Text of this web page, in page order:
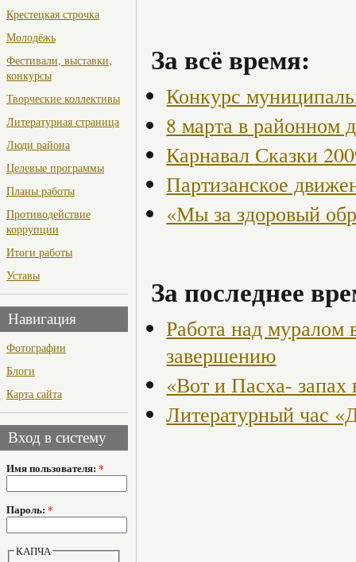
Крестецкая строчка
Молодёжь
Фестивали, выставки,
конкурсы
Творческие коллективы
Литературная страница
Люди района
Целевые программы
Планы работы
Противодействие
коррупции
Итоги работы
Уставы
Навигация
Фотографии
Блоги
Карта сайта
Вход в систему
Имя пользователя: *
Пароль: *
КАПЧА
За всё время:
Конкурс
8 марта в районном
Карнавал Сказки
Партизанское
«Мы за здоровый
За последнее
Работа над муралом
завершению
«Вот и Пасха- запах
Литературный час